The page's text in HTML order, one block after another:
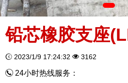
铅芯橡胶支座
2023/1/9 17:24:32 3162
24小时热线服务：